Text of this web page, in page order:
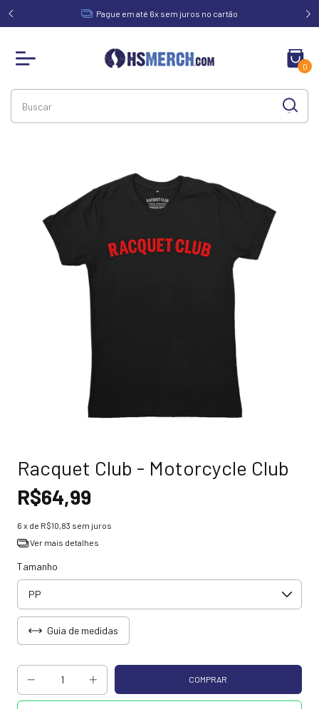
de Pague em até 6x sem juros no cartão
0
Racquet Club - Motorcycle Club
R$64,99
6 x de R$10,83 sem juros
Ver mais detalhes
Tamanho
Guia de medidas